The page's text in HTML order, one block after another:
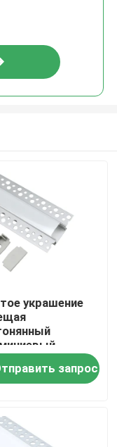
украшение
гипса
запрос